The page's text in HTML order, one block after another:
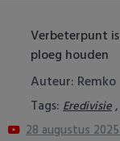
FC Twente
FC Utrecht
Feyenoord
Champions
Europa League
Verbeterpunt
ploeg houden
Auteur: Remko
Tags: Eredivisie,
28 augustus 2025